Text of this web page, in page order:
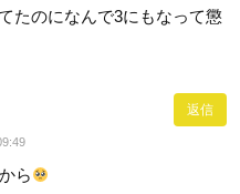
たのになんで3にもなって懲
返信
ら